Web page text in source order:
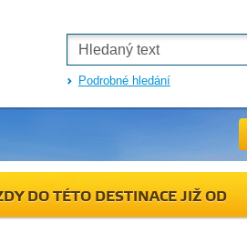
Podrobné hledání
DO TÉTO DESTINACE JIŽ OD